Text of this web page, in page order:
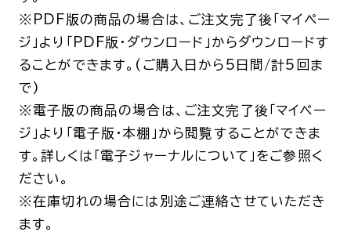
※PDF版の商品の場合は、ご注文完了後「マイペー
ジ」より「PDF版・ダウンロード」からダウンロードす
ることができます。(ご購入日から5日間/計5回ま
で)
※電子版の商品の場合は、ご注文完了後「マイペー
ジ」より「電子版・本棚」から閲覧することができま
す。詳しくは「電子ジャーナルについて」をご参照く
ださい。
※在庫切れの場合には別途ご連絡させていただき
ます。